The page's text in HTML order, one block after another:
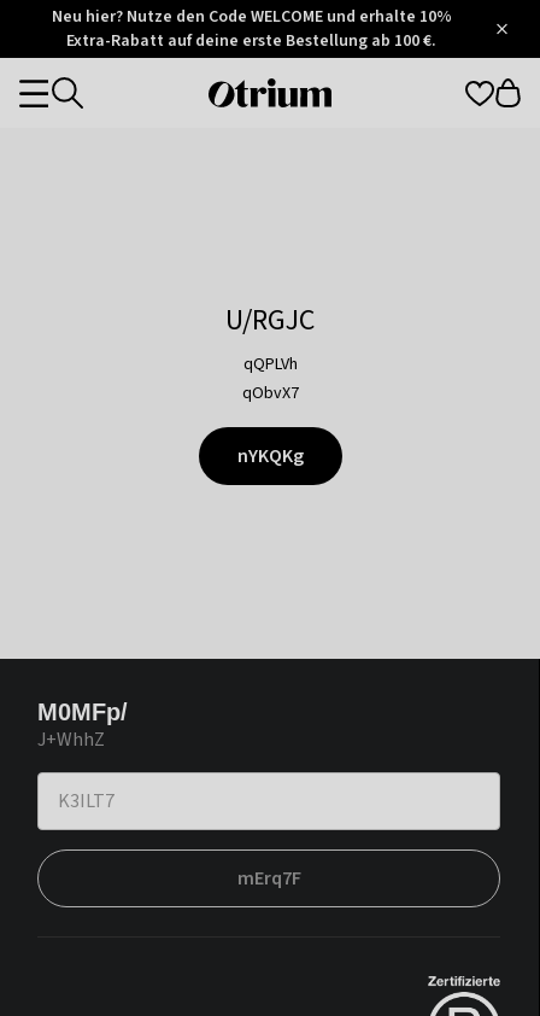
Otrium
Trustpilot
Neu hier? Nutze den Code WELCOME und erhalte 10%
Extra-Rabatt auf deine erste Bestellung ab 100 €.
Otrium
Categories
U/RGJC
qQPLVh
qObvX7
nYKQKg
M0MFp/
J+WhhZ
mErq7F